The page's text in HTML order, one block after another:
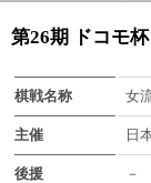
第26期 ドコモ
棋戦名称 女
主催 日
後援 －